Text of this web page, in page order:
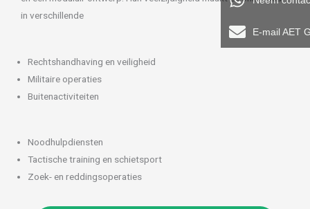
in verschillende
Rechtshandhaving en veiligheid
Militaire operaties
Buitenactiviteiten
Noodhulpdiensten
Tactische training en schietsport
Zoek- en reddingsoperaties
E-mail AET